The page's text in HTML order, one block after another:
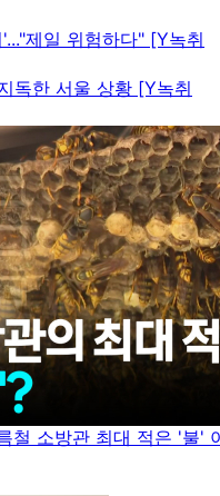
제일 위험하다" [Y녹취
독한 서울 상황 [Y녹취
철 소방관 최대 적은 '불'